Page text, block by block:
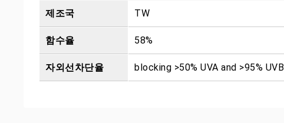
제조국 TW
함수율 58%
자외선차단율 blocking >50% UVA and >95% UVB